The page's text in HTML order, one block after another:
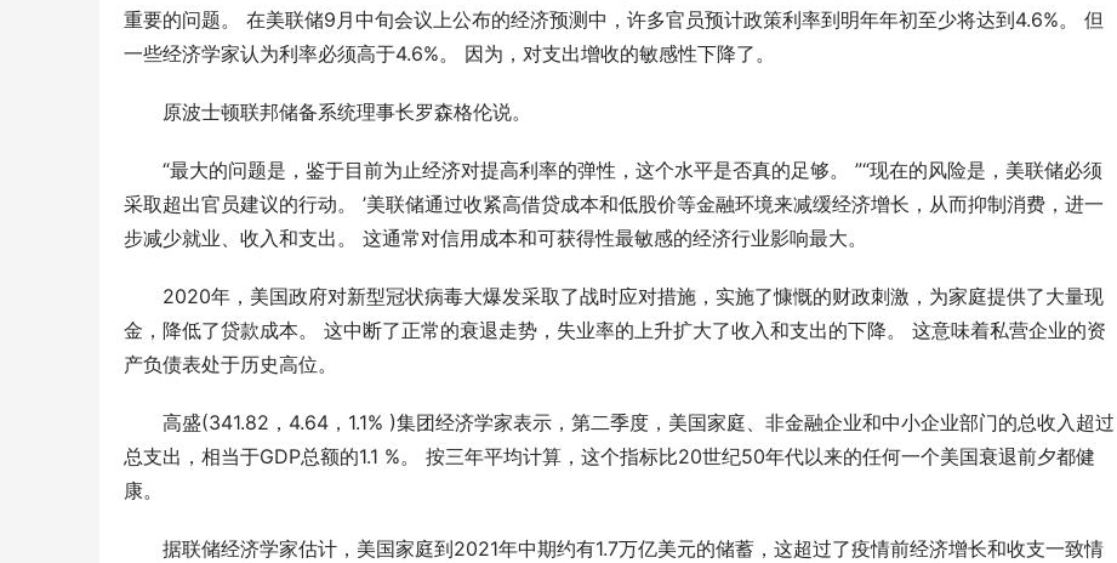
重要的问题。 在美联储9月中旬会议上公布的经济预测中，许多官员预计政策利率到明年年初至少将达到4.6%。 但
一些经济学家认为利率必须高于4.6%。 因为，对支出增收的敏感性下降了。
原波士顿联邦储备系统理事长罗森格伦说。
“最大的问题是，鉴于目前为止经济对提高利率的弹性，这个水平是否真的足够。 ”“现在的风险是，美联储必须
采取超出官员建议的行动。 ’美联储通过收紧高借贷成本和低股价等金融环境来减缓经济增长，从而抑制消费，进一
步减少就业、收入和支出。 这通常对信用成本和可获得性最敏感的经济行业影响最大。
2020年，美国政府对新型冠状病毒大爆发采取了战时应对措施，实施了慷慨的财政刺激，为家庭提供了大量现
金，降低了贷款成本。 这中断了正常的衰退走势，失业率的上升扩大了收入和支出的下降。 这意味着私营企业的资
产负债表处于历史高位。
高盛(341.82，4.64，1.1% )集团经济学家表示，第二季度，美国家庭、非金融企业和中小企业部门的总收入超过
总支出，相当于GDP总额的1.1 %。 按三年平均计算，这个指标比20世纪50年代以来的任何一个美国衰退前夕都健
康。
据联储经济学家估计，美国家庭到2021年中期约有1.7万亿美元的储蓄，这超过了疫情前经济增长和收支一致情